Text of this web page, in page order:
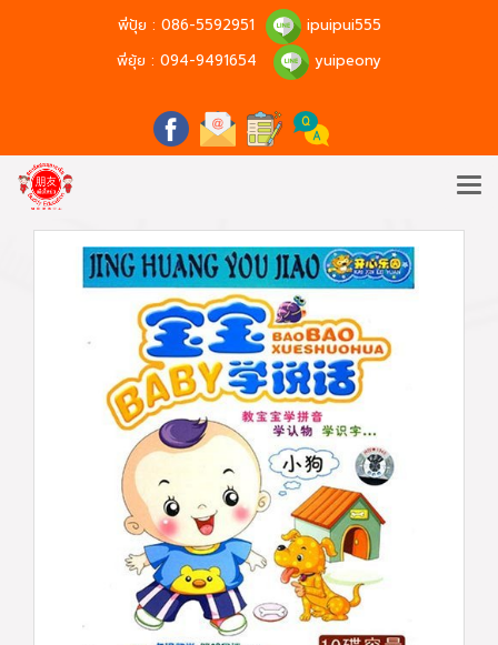
พี่ปุ้ย : 086-5592951
ipuipui555
พี่ยุ้ย : 094-9491654 yuipeony